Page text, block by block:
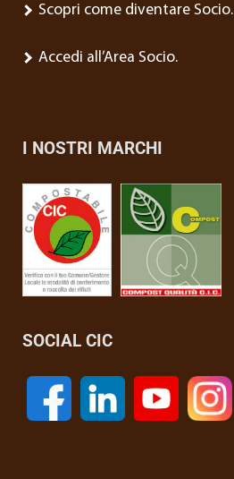
Scopri come diventare Socio.
Accedi all’Area Socio.
I NOSTRI MARCHI
SOCIAL CIC